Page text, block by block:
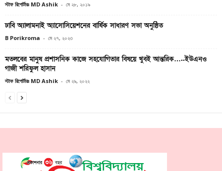
স্টাফ রিপোর্টারঃ MD Ashik - মে ২৮, ২০১৯
ঢাবি অ্যালামনাই অ্যাসোসিয়েশনের বার্ষিক সাধারণ সভা অনুষ্ঠিত
B Porikroma - মে ২৭, ২০২৩
মতলবের মানুষ প্রশাসনিক কাজে সহযোগিতার বিষয়ে খুবই আন্তরিক…..ইউএনও
গাজী শরিফুল হাসান
স্টাফ রিপোর্টারঃ MD Ashik - মে ২৯, ২০২২